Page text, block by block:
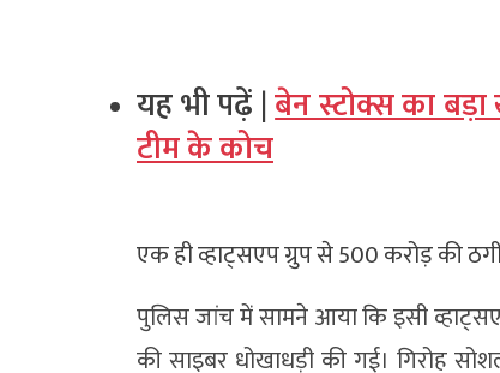
यह भी पढ़ें |बेन स्टोक्स का
टीम के कोच
एक ही व्हाट्सएप ग्रुप से 500 करोड़ की
पुलिस जांच में सामने आया कि इसी
की साइबर धोखाधड़ी की गई। गिरोह